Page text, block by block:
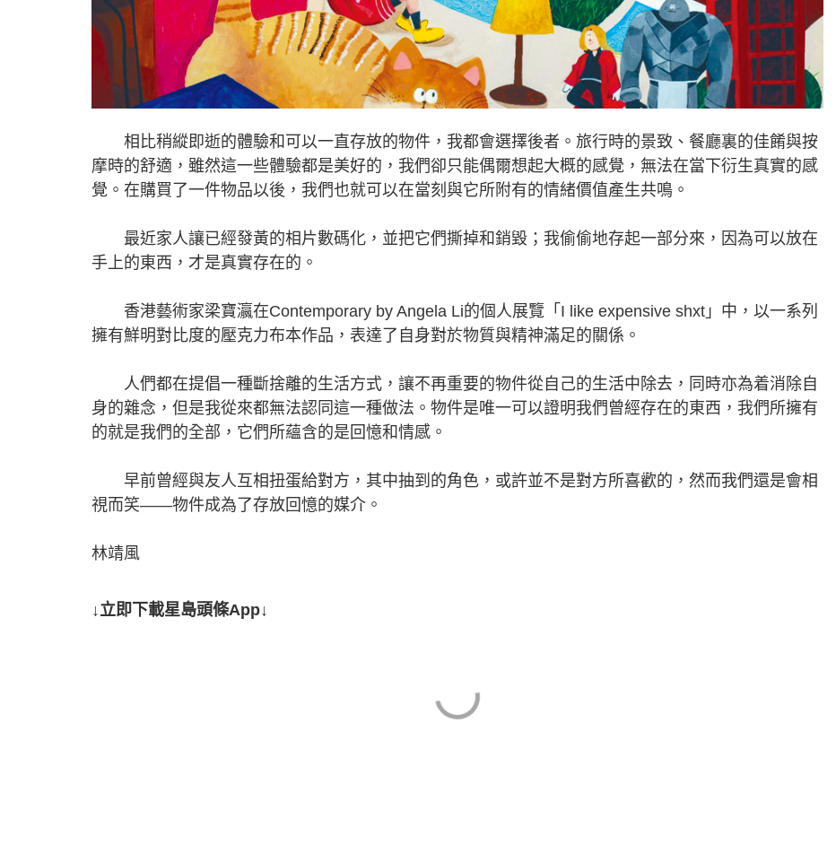
相比稍縱即逝的體驗和可以一直存放的物件，我都會選擇後者。旅行時的景致、餐廳裏的佳餚與按
摩時的舒適，雖然這一些體驗都是美好的，我們卻只能偶爾想起大概的感覺，無法在當下衍生真實的感
覺。在購買了一件物品以後，我們也就可以在當刻與它所附有的情緒價值產生共鳴。
最近家人讓已經發黃的相片數碼化，並把它們撕掉和銷毀；我偷偷地存起一部分來，因為可以放在
手上的東西，才是真實存在的。
香港藝術家梁寶瀛在Contemporary by Angela Li的個人展覽「I like expensive shxt」中，以一系列
擁有鮮明對比度的壓克力布本作品，表達了自身對於物質與精神滿足的關係。
人們都在提倡一種斷捨離的生活方式，讓不再重要的物件從自己的生活中除去，同時亦為着消除自
身的雜念，但是我從來都無法認同這一種做法。物件是唯一可以證明我們曾經存在的東西，我們所擁有
的就是我們的全部，它們所蘊含的是回憶和情感。
早前曾經與友人互相扭蛋給對方，其中抽到的角色，或許並不是對方所喜歡的，然而我們還是會相
視而笑——物件成為了存放回憶的媒介。
林靖風
↓立即下載星島頭條App↓